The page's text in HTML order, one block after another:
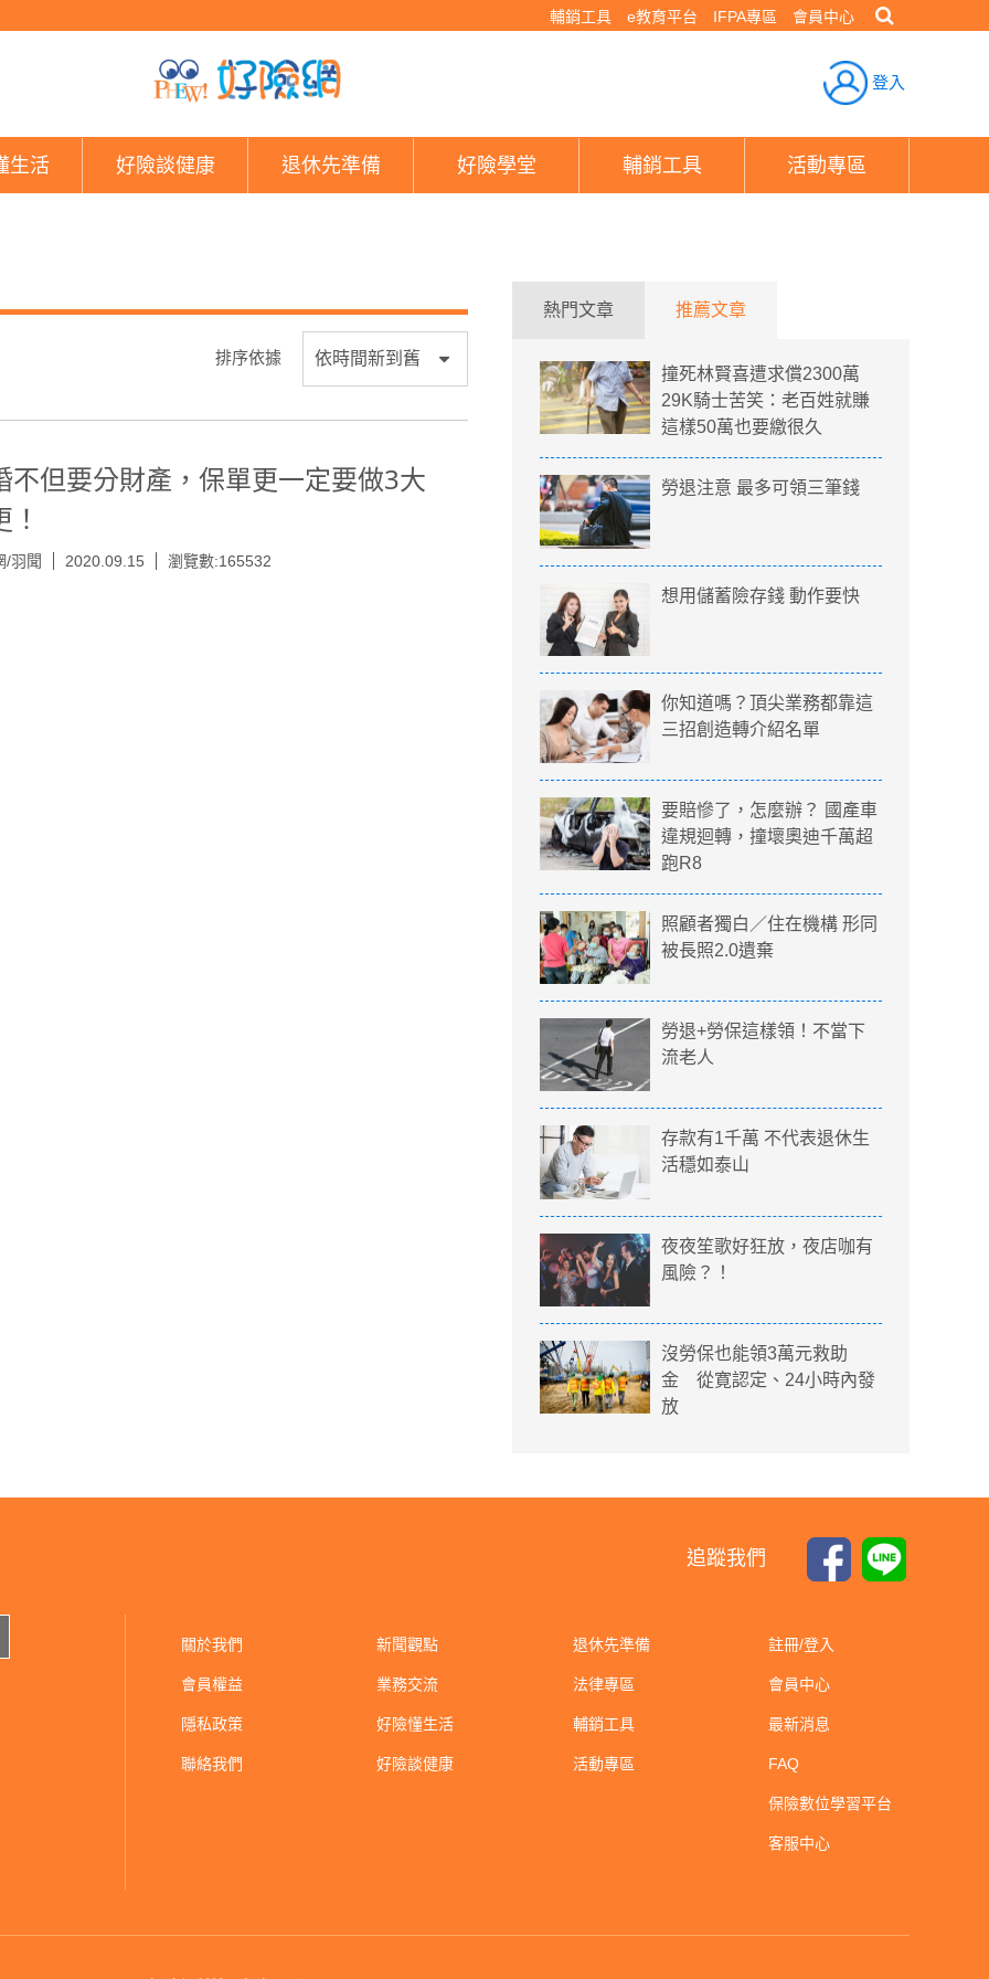
輔銷工具 e教育平台 IFPA專區 會員中心
登入
生活 好險談健康 退休先準備 好險學堂 輔銷工具 活動專區
排序依據
不但要分財產，保單更一定要做3大
/羽聞 2020.09.15 瀏覽數:165532
熱門文章 推薦文章
撞死林賢喜遭求償2300萬
29K騎士苦笑：老百姓就賺
這樣50萬也要繳很久
勞退注意 最多可領三筆錢
想用儲蓄險存錢 動作要快
你知道嗎？頂尖業務都靠這
三招創造轉介紹名單
要賠慘了，怎麼辦？ 國產車
違規迴轉，撞壞奧迪千萬超
跑R8
照顧者獨白／住在機構 形同
被長照2.0遺棄
勞退+勞保這樣領！不當下
流老人
存款有1千萬 不代表退休生
活穩如泰山
夜夜笙歌好狂放，夜店咖有
風險？！
沒勞保也能領3萬元救助
金 從寛認定、24小時內發
放
追蹤我們
關於我們
會員權益
隱私政策
聯絡我們
新聞觀點
業務交流
好險懂生活
好險談健康
退休先準備
法律專區
輔銷工具
活動專區
註冊/登入
會員中心
最新消息
FAQ
保險數位學習平台
客服中心